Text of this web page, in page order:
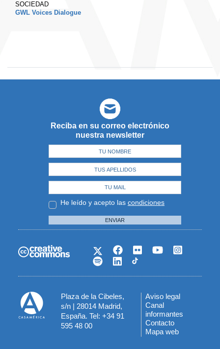
SOCIEDAD
GWL Voices Dialogue
Reciba en su correo electrónico
nuestra newsletter
He leído y acepto las condiciones
ENVIAR
Plaza de la Cibeles,
s/n | 28014 Madrid,
España. Tel: +34 91
595 48 00
Menú
del
pie
Aviso legal
Canal
informantes
Contacto
Mapa web